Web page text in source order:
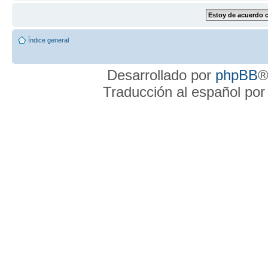
Índice general
Desarrollado por phpBB
Traducción al español